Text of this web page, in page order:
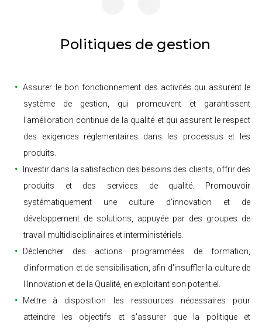
Politiques de gestion
Assurer le bon fonctionnement des activités qui assurent le
système de gestion, qui promeuvent et garantissent
l'amélioration continue de la qualité et qui assurent le respect
des exigences réglementaires dans les processus et les
produits.
Investir dans la satisfaction des besoins des clients, offrir des
produits et des services de qualité. Promouvoir
systématiquement une culture d'innovation et de
développement de solutions, appuyée par des groupes de
travail multidisciplinaires et interministériels.
Déclencher des actions programmées de formation,
d'information et de sensibilisation, afin d'insuffler la culture de
l'Innovation et de la Qualité, en exploitant son potentiel.
Mettre à disposition les ressources nécessaires pour
atteindre les objectifs et s'assurer que la politique et